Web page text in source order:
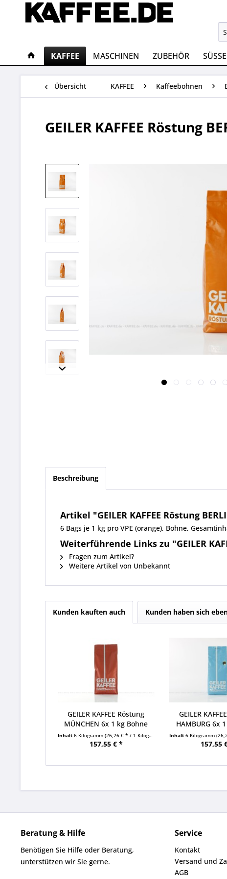
KAFFEE MASCHINEN ZUBEHÖR
Übersicht KAFFEE Kaffeebohnen
GEILER KAFFEE Röstung
Beschreibung
Artikel "GEILER KAFFEE Röstung
6 Bags je 1 kg pro VPE (orange), Bohne,
Weiterführende Links zu "GEILER
Fragen zum Artikel?
Weitere Artikel von Unbekannt
Kunden kauften auch Kunden haben sich
GEILER KAFFEE Röstung
MÜNCHEN 6x 1 kg Bohne
Beutel
Inhalt 6 Kilogramm (26,26 € * / 1 Kilogramm)
157,55 € *
GEILER
HAMBURG 6x
Beutel
Inhalt 6 Kilogramm
157,55
Beratung & Hilfe
Benötigen Sie Hilfe oder Beratung,
unterstützen wir Sie gerne.
Service
Kontakt
Versand und
AGB